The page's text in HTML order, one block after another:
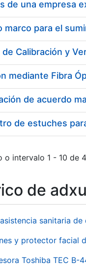
marco para el
de estuches
o intervalo 1 - 10 de
de
sanitaria
y protector facial
Toshiba TEC B-